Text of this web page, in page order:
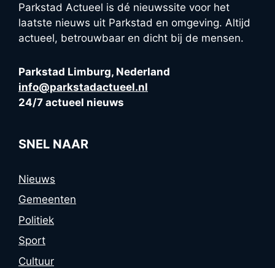
Parkstad Actueel is dé nieuwssite voor het
laatste nieuws uit Parkstad en omgeving. Altijd
actueel, betrouwbaar en dicht bij de mensen.
Parkstad Limburg, Nederland
info@parkstadactueel.nl
24/7 actueel nieuws
SNEL NAAR
Nieuws
Gemeenten
Politiek
Sport
Cultuur